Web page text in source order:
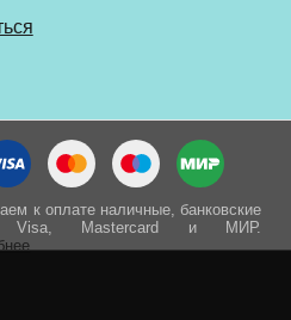
к оплате наличные, банковские
Visa, Mastercard и МИР.